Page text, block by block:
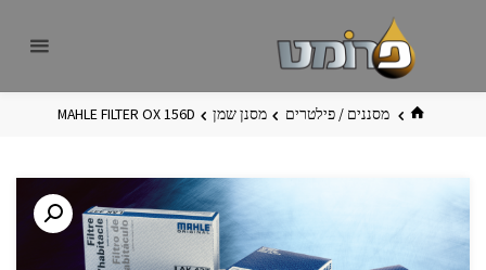
בית מסננים / פילטרים מסנן שמן MAHLE FILTER OX 156D